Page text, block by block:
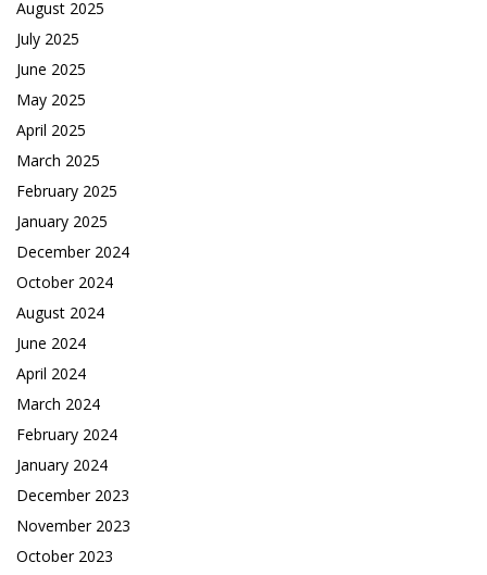
August 2025
July 2025
June 2025
May 2025
April 2025
March 2025
February 2025
January 2025
December 2024
October 2024
August 2024
June 2024
April 2024
March 2024
February 2024
January 2024
December 2023
November 2023
October 2023